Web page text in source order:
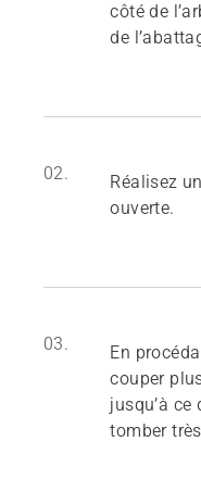
côté de
de
02.
Réalisez
ouverte.
03.
En
couper
jusqu’à ce
tomber